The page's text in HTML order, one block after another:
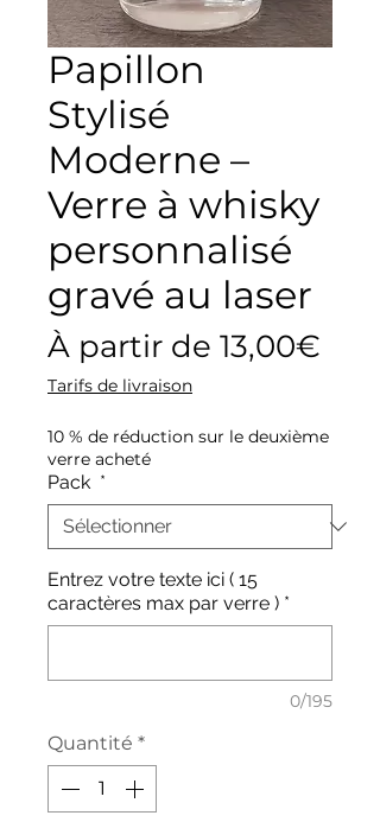
Papillon
Stylisé
Moderne –
Verre à whisky
personnalisé
gravé au laser
À partir de 13,00€
Tarifs de livraison
10 % de réduction sur le deuxième
verre acheté
Pack *
Entrez votre texte ici ( 15
caractères max par verre ) *
0/195
Quantité *